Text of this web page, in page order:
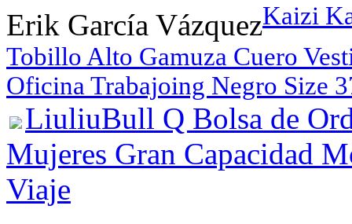
Erik García VázquezKaizi
Tobillo Alto Gamuza Cuero
Oficina Trabajoing Negro Size
LiuliuBull Q Bolsa de
Mujeres Gran Capacidad
Viaje